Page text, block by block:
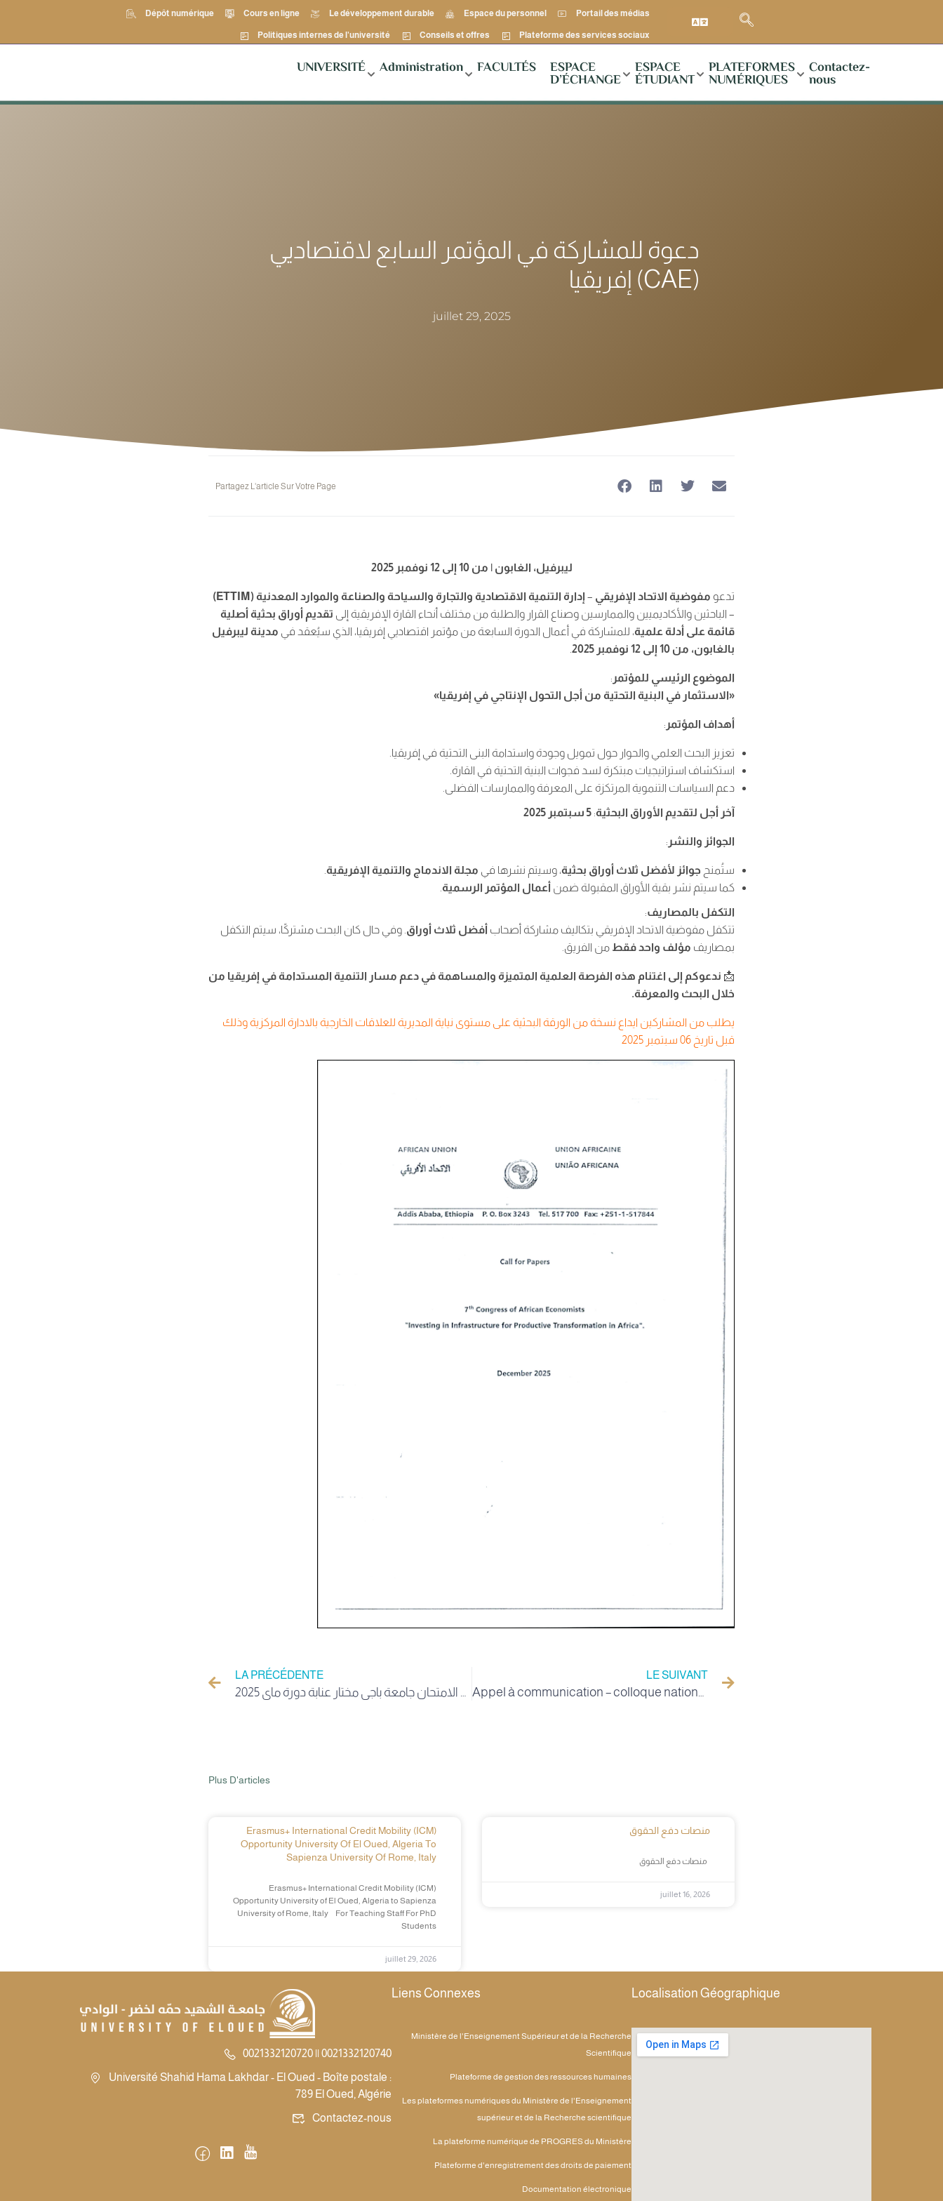
Dépôt numérique Cours en ligne Le développement durable Espace du personnel Portail des médias
Politiques internes de l'université Conseils et offres Plateforme des services sociaux
UNIVERSITÉ Administration FACULTÉS ESPACE
D’ÉCHANGE
ESPACE
ÉTUDIANT
PLATEFORMES
NUMÉRIQUES
Contactez-
nous
دعوة للمشاركة في المؤتمر السابع لاقتصاديي
إفريقيا (CAE)
juillet 29, 2025
Partagez L'article Sur Votre Page
ليبرفيل، الغابون | من 10 إلى 12 نوفمبر 2025
تدعو مفوضية الاتحاد الإفريقي – إدارة التنمية الاقتصادية والتجارة والسياحة والصناعة والموارد المعدنية (ETTIM)
– الباحثين والأكاديميين والممارسين وصناع القرار والطلبة من مختلف أنحاء القارة الإفريقية إلى تقديم أوراق بحثية أصلية
قائمة على أدلة علمية، للمشاركة في أعمال الدورة السابعة من مؤتمر اقتصاديي إفريقيا، الذي سيُعقد في مدينة ليبرفيل
بالغابون، من 10 إلى 12 نوفمبر 2025
الموضوع الرئيسي للمؤتمر :
«الاستثمار في البنية التحتية من أجل التحول الإنتاجي في إفريقيا»
أهداف المؤتمر :
تعزيز البحث العلمي والحوار حول تمويل وجودة واستدامة البنى التحتية في إفريقيا.
استكشاف استراتيجيات مبتكرة لسد فجوات البنية التحتية في القارة.
دعم السياسات التنموية المرتكزة على المعرفة والممارسات الفضلى.
آخر أجل لتقديم الأوراق البحثية: 5 سبتمبر 2025
الجوائز والنشر :
ستُمنح جوائز لأفضل ثلاث أوراق بحثية، وسيتم نشرها في مجلة الاندماج والتنمية الإفريقية
كما سيتم نشر بقية الأوراق المقبولة ضمن أعمال المؤتمر الرسمية
التكفل بالمصاريف:
تتكفل مفوضية الاتحاد الإفريقي بتكاليف مشاركة أصحاب أفضل ثلاث أوراق . وفي حال كان البحث مشتركًا، سيتم التكفل
بمصاريف مؤلف واحد فقط من الفريق.
📩 ندعوكم إلى اغتنام هذه الفرصة العلمية المتميزة والمساهمة في دعم مسار التنمية المستدامة في إفريقيا من
خلال البحث والمعرفة.
يطلب من المشاركين ايداع نسخة من الورقة البحثية على مستوى نياية المديرية للعلاقات الخارجية بالادارة المركزية وذلك
قبل تاريخ 06 سبتمبر 2025
LA PRÉCÉDENTE
نتائج المسابقات والإمتحانات المهنية على اساس الإختبار الصادرة عن مركز الامتحان جامعة باجي مختار عنابة دورة ماي 2025
LE SUIVANT
Appel à communication – colloque national : « Transition énergétique et innovation en Algérie : opportunité et leviers pour une économie durable »
Plus D'articles
Erasmus+ International Credit Mobility (ICM)
Opportunity University Of El Oued, Algeria To
Sapienza University Of Rome, Italy
Erasmus+ International Credit Mobility (ICM)
Opportunity University of El Oued, Algeria to Sapienza
University of Rome, Italy For Teaching Staff For PhD
Students
juillet 29, 2026
منصات دفع الحقوق
juillet 16, 2026
0021332120720 || 0021332120740
Université Shahid Hama Lakhdar - El Oued - Boîte postale :
789 El Oued, Algérie
Contactez-nous
Liens Connexes
Ministère de l'Enseignement Supérieur et de la Recherche
Scientifique
Plateforme de gestion des ressources humaines
Les plateformes numériques du Ministère de l'Enseignement
supérieur et de la Recherche scientifique
La plateforme numérique de PROGRES du Ministère
Plateforme d'enregistrement des droits de paiement
Documentation électronique
Localisation Géographique